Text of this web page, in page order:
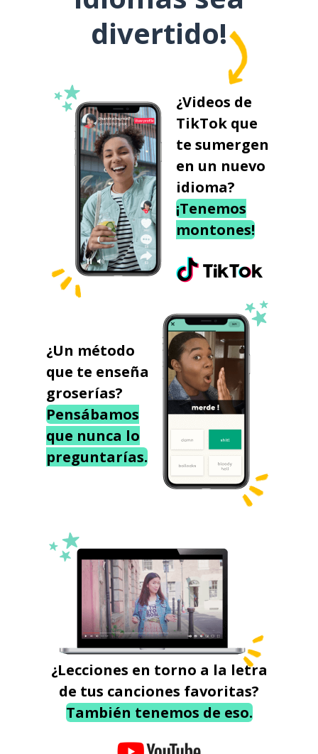
divertido!
¿Videos de
TikTok que
te sumergen
en un nuevo
idioma?
¡Tenemos
montones!
¿Un método
que te enseña
groserías?
Pensábamos
que nunca lo
preguntarías.
¿Lecciones en torno a la letra
de tus canciones favoritas?
También tenemos de eso.